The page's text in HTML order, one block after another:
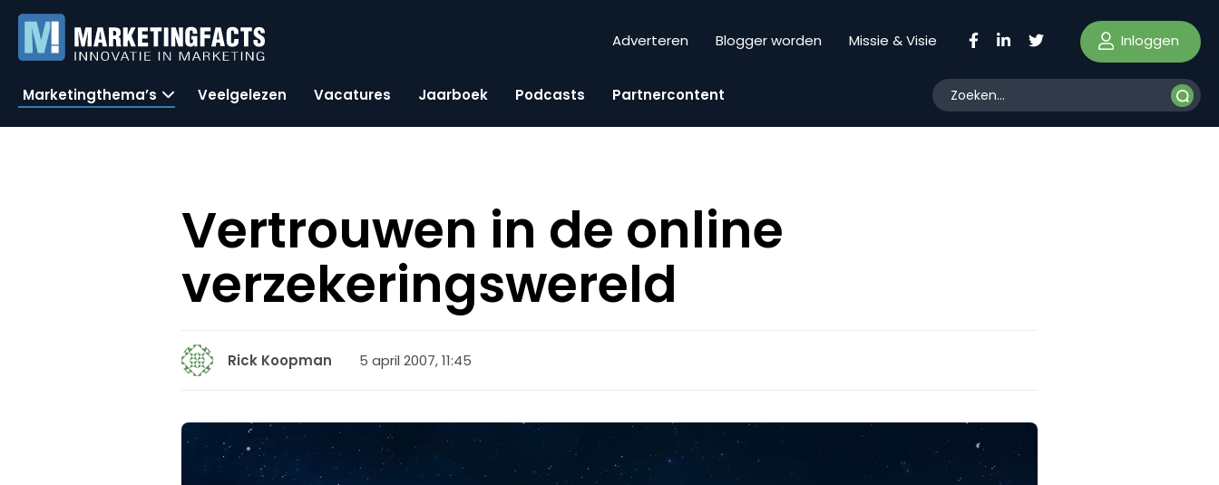
Adverteren Blogger worden Missie & Visie Inloggen
Marketingthema’s Veelgelezen Vacatures Jaarboek Podcasts Partnercontent
Vertrouwen in de online
verzekeringswereld
Rick Koopman 5 april 2007, 11:45